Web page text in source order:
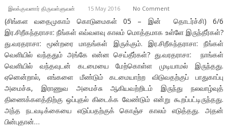
இலக்குவனார் திருவள்ளுவன் 15 May 2016 No Comment
(சிங்கள வதைமுகாம் கொடுமைகள் 05 – இன் தொடர்ச்சி) 6/6
இர.சிறீகந்தராசா: நீங்கள் எவ்வளவு காலம் மொத்தமாக உள்ளே இருந்தீர்கள்?
து.வரதராசா: மூன்றரை மாதங்கள் இருக்கும். இர.சிறீகந்தராசா: நீங்கள்
வெளியில் வந்ததும் அங்கே என்ன செய்தீர்கள்? து.வரதராசா: நாங்கள்
வெளியில் வந்தவுடன் கடமையை மேற்கொள்ள முடியாமல் இருந்தது.
ஏனென்றால், எங்களை மீண்டும் கடமையாற்ற விடுவதற்குப் பாதுகாப்பு
அமைச்சு, இராணுவ அமைச்சு ஆகியவற்றிடம் இருந்து நலவாழ்வுத்
திணைக்களத்திற்கு ஒப்புதல் கிடைக்க வேண்டும் என்று கூறப்பட்டிருந்தது.
அந்த நடவடிக்கையை எடுப்பதற்குக் கொஞ்ச காலம் எடுத்தது. அதன்
பின்புதான்…